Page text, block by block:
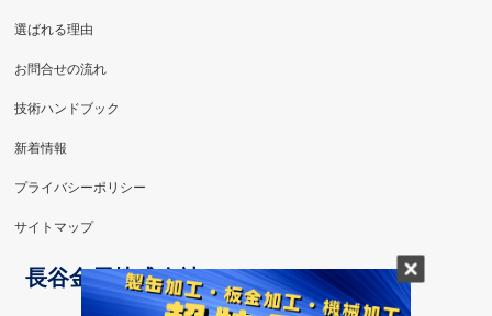
選ばれる理由
お問合せの流れ
技術ハンドブック
新着情報
プライバシーポリシー
サイトマップ
長谷金属株式会社